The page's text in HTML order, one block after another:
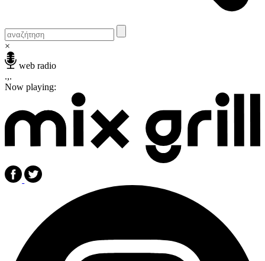
×
web radio
.,.
Now playing: